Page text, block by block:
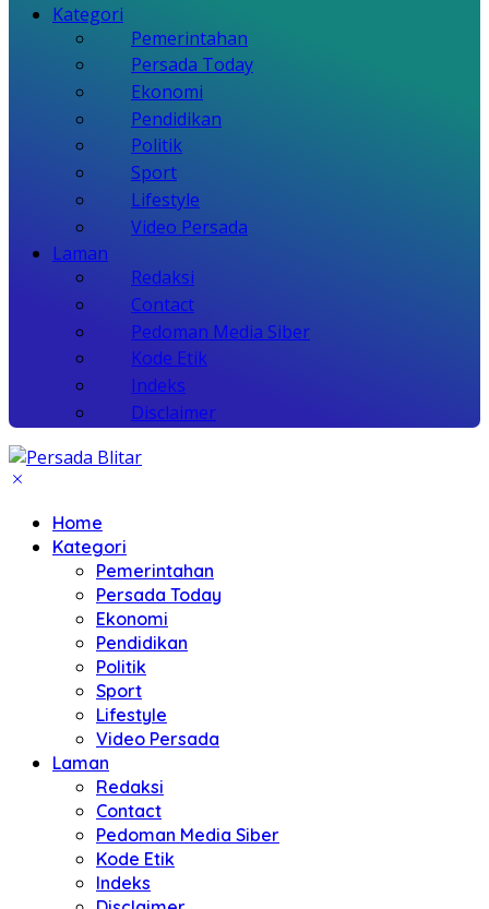
Kategori
Pemerintahan
Persada Today
Ekonomi
Pendidikan
Politik
Sport
Lifestyle
Video Persada
Laman
Redaksi
Contact
Pedoman Media Siber
Kode Etik
Indeks
Disclaimer
Home
Kategori
Pemerintahan
Persada Today
Ekonomi
Pendidikan
Politik
Sport
Lifestyle
Video Persada
Laman
Redaksi
Contact
Pedoman Media Siber
Kode Etik
Indeks